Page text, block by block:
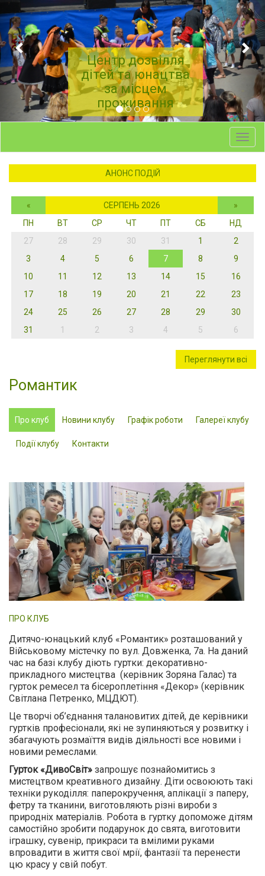
Центр дозвілля
дітей та юнацтва
за місцем
проживання
АНОНС ПОДІЙ
« СЕРПЕНЬ 2026
»
ПН
ВТ СР ЧТ ПТ СБ
НД
27
28 29 30 31 1
2
3
4 5 6 7 8
9
10
11 12 13 14 15
16
17
18 19 20 21 22
23
24
25 26 27 28 29
30
31
1 2 3 4 5 6
Переглянути всі
Романтик
Про клуб Новини клубу Графік роботи Галереї клубу
Події клубу Контакти
ПРО КЛУБ
Дитячо-юнацький клуб «Романтик» розташований у
Військовому містечку по вул. Довженка, 7а. На даний
час на базі клубу діють гуртки: декоративно-
прикладного мистецтва (керівник Зоряна Галас) та
гурток ремесел та бісероплетіння «Декор» (керівник
Світлана Петренко, МЦДЮТ).
Це творчі об’єднання талановитих дітей, де керівники
гуртків професіонали, які не зупиняються у розвитку і
збагачують розмаїття видів діяльності все новими і
новими ремеслами.
Гурток «ДивоСвіт» запрошує познайомитись з
мистецтвом креативного дизайну. Діти освоюють такі
техніки рукоділля: паперокручення, аплікації з паперу,
фетру та тканини, виготовляють різні вироби з
природніх матеріалів. Робота в гуртку допоможе дітям
самостійно зробити подарунок до свята, виготовити
іграшку, сувенір, прикраси та вмілими руками
впровадити в життя свої мрії, фантазії та перенести
цю красу у свій побут.